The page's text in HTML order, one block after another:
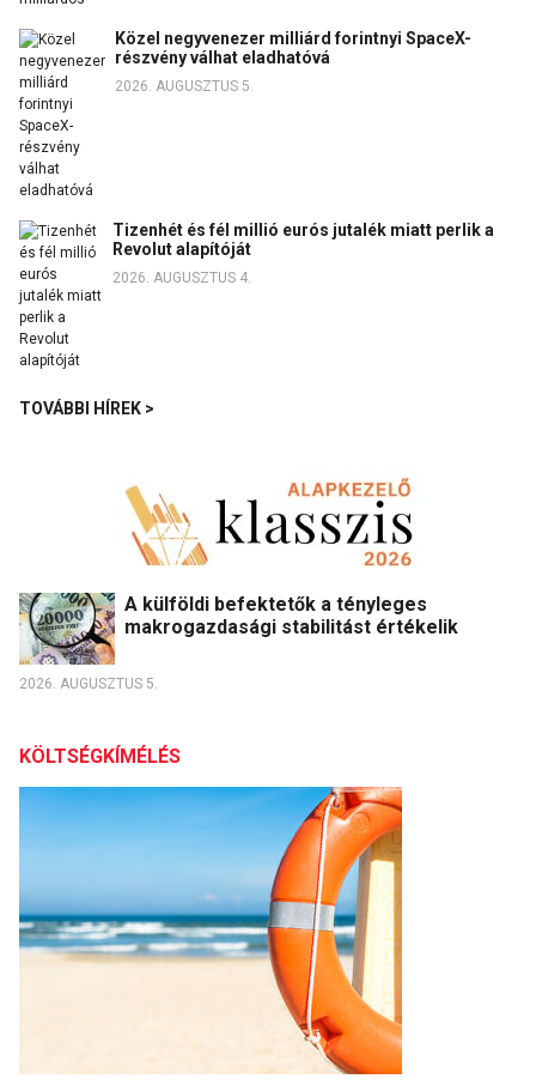
Közel negyvenezer milliárd forintnyi SpaceX-
részvény válhat eladhatóvá
2026. AUGUSZTUS 5.
Tizenhét és fél millió eurós jutalék miatt perlik a
Revolut alapítóját
2026. AUGUSZTUS 4.
TOVÁBBI HÍREK >
A külföldi befektetők a tényleges
makrogazdasági stabilitást értékelik
2026. AUGUSZTUS 5.
KÖLTSÉGKÍMÉLÉS